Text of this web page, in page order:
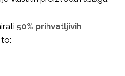
50% prihvatljivih
to: